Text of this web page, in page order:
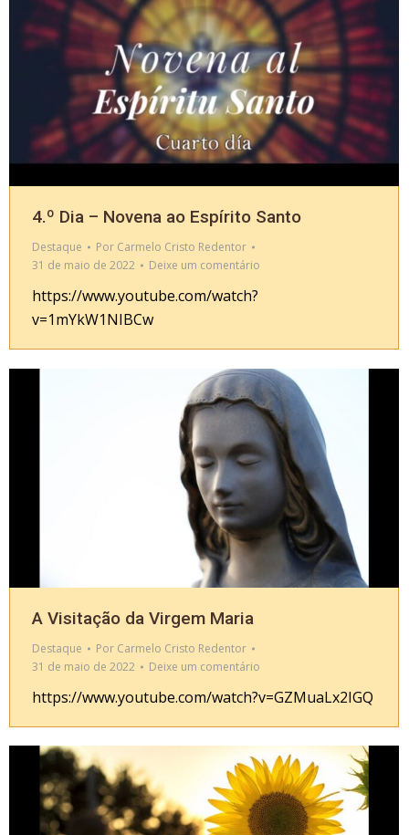
4.º Dia – Novena ao Espírito Santo
Destaque Por Carmelo Cristo Redentor
31 de maio de 2022
Deixe um comentário
https://www.youtube.com/watch?
v=1mYkW1NIBCw
A Visitação da Virgem Maria
Destaque Por Carmelo Cristo Redentor
31 de maio de 2022
Deixe um comentário
https://www.youtube.com/watch?v=GZMuaLx2IGQ